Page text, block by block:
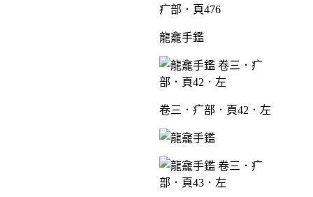
疒部．頁476
龍龕手鑑
卷三．疒部．頁42．左